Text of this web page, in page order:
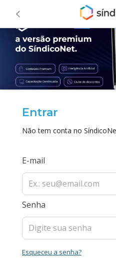
Entrar
Não tem conta no
E-mail
Senha
Esqueceu a senha?